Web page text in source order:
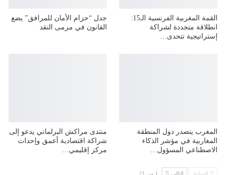
القمة المغربية الفرنسية الـ15:
انطلاقة متجددة لشراكة
إستراتيجية تتحدى…
جدل “حزام الأمان للمرافق” يضع
القانون في مرمى النقد
المغرب يتصدر دول المنطقة
المغاربية في مؤشر الذكاء
الاصطناعي المسؤول…
منتدى مراكش البرلماني يدعو إلى
شراكة اقتصادية أعمق وإحداث
مركز إقليمي…
السابق التالي 1 من 21